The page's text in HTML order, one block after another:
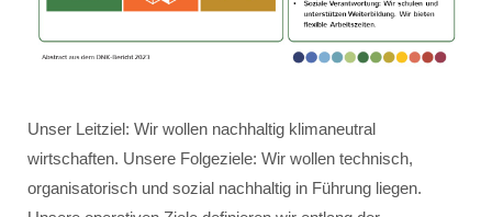
Unser Leitziel: Wir wollen nachhaltig klimaneutral
wirtschaften. Unsere Folgeziele: Wir wollen technisch,
organisatorisch und sozial nachhaltig in Führung liegen.